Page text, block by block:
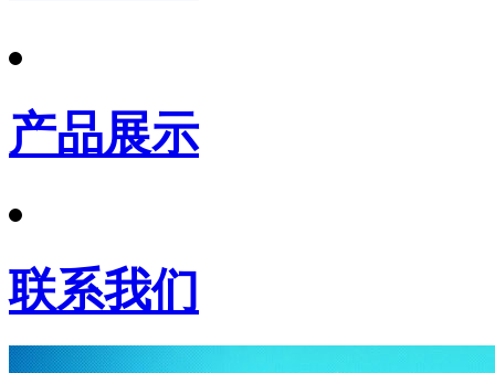
产品展示
联系我们